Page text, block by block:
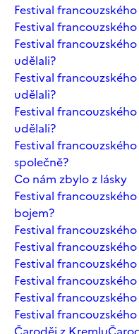
Festival
Festival
Festival
udělali?
Festival
udělali?
Festival
udělali?
Festival
společně?
Co nám zbylo z lásky
Festival
bojem?
Festival
Festival
Festival
Festival
Festival
Festival